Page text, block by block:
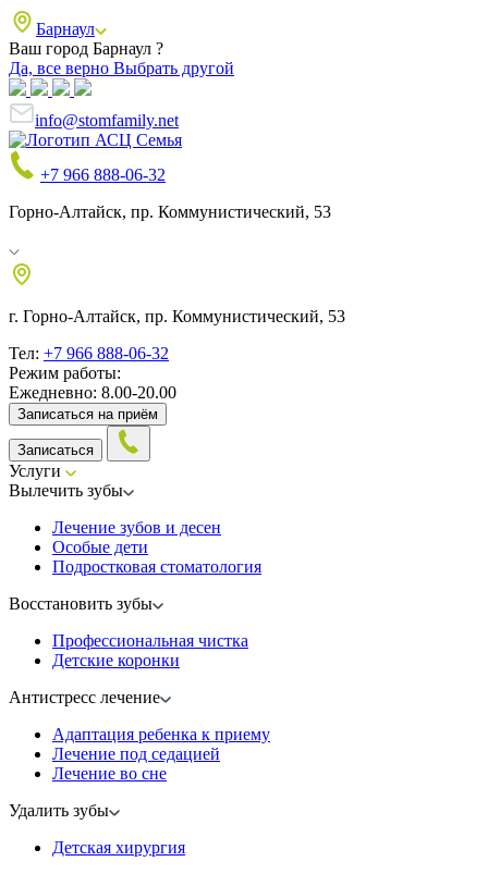
Барнаул
Ваш город Барнаул ?
Да, все верно Выбрать другой
info@stomfamily.net
+7 966 888-06-32
Горно-Алтайск, пр. Коммунистический, 53
г. Горно-Алтайск, пр. Коммунистический, 53
Тел: +7 966 888-06-32
Режим работы:
Ежедневно: 8.00-20.00
Записаться на приём
Записаться
Услуги
Вылечить зубы
Лечение зубов и десен
Особые дети
Подростковая стоматология
Восстановить зубы
Профессиональная чистка
Детские коронки
Антистресс лечение
Адаптация ребенка к приему
Лечение под седацией
Лечение во сне
Удалить зубы
Детская хирургия